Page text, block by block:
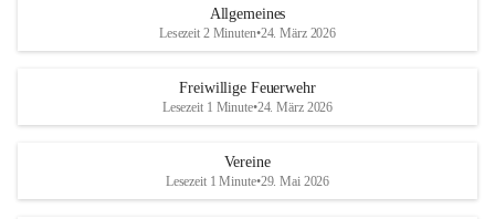
Allgemeines
Lesezeit 2 Minuten•24. März 2026
Freiwillige Feuerwehr
Lesezeit 1 Minute•24. März 2026
Vereine
Lesezeit 1 Minute•29. Mai 2026